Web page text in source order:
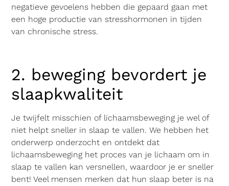
negatieve gevoelens hebben die gepaard gaan met
een hoge productie van stresshormonen in tijden
van chronische stress.
2. beweging bevordert je
slaapkwaliteit
Je twijfelt misschien of lichaamsbeweging je wel of
niet helpt sneller in slaap te vallen. We hebben het
onderwerp onderzocht en ontdekt dat
lichaamsbeweging het proces van je lichaam om in
slaap te vallen kan versnellen, waardoor je er sneller
bent! Veel mensen merken dat hun slaap beter is na